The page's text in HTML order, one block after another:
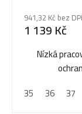
941,32 Kč bez
1 139 Kč
Nízká
35
36 37